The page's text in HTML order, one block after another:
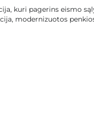
kuri pagerins eismo
modernizuotos